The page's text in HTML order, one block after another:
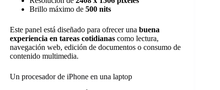
Brillo máximo de 500 nits
Este panel está diseñado para ofrecer una buena
experiencia en tareas cotidianas como lectura,
navegación web, edición de documentos o consumo de
contenido multimedia.
Un procesador de iPhone en una laptop